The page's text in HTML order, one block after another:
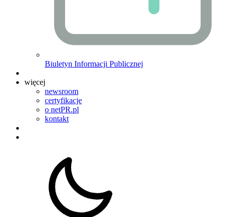
Biuletyn Informacji Publicznej
więcej
newsroom
certyfikacje
o netPR.pl
kontakt